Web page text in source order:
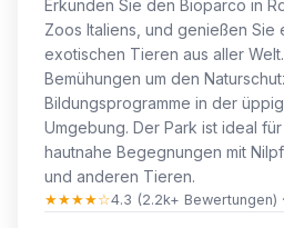
Erkunden Sie den Bioparco in
Zoos Italiens, und genießen Sie
exotischen Tieren aus aller
Bemühungen um den
Bildungsprogramme in der
Umgebung. Der Park ist ideal
hautnahe Begegnungen mit
und anderen Tieren.
★★★★☆4.3 (2.2k+ Bewertungen) ·